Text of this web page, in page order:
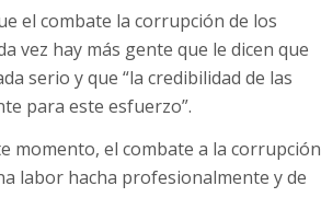
el combate la corrupción de los
vez hay más gente que le dicen que
serio y que “la credibilidad de las
para este esfuerzo”.
momento, el combate a la corrupción
labor hacha profesionalmente y de